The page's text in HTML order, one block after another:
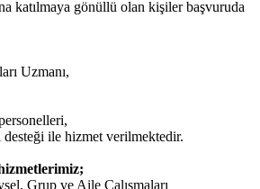
katılmaya gönüllü olan kişiler başvuruda
Uzmanı,
ile hizmet verilmektedir.
Grup ve Aile Çalışmaları